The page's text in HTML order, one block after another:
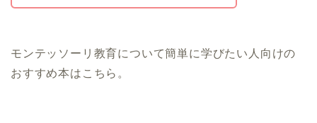
モンテッソーリ教育について簡単に学びたい人向けの
おすすめ本はこちら。